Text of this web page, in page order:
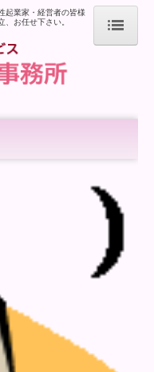
起業家・経営者の皆様
、お任せ下さい。